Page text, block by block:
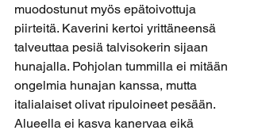
muodostunut myös epätoivottuja
piirteitä. Kaverini kertoi yrittäneensä
talveuttaa pesiä talvisokerin sijaan
hunajalla. Pohjolan tummilla ei mitään
ongelmia hunajan kanssa, mutta
italialaiset olivat ripuloineet pesään.
Alueella ei kasva kanervaa eikä